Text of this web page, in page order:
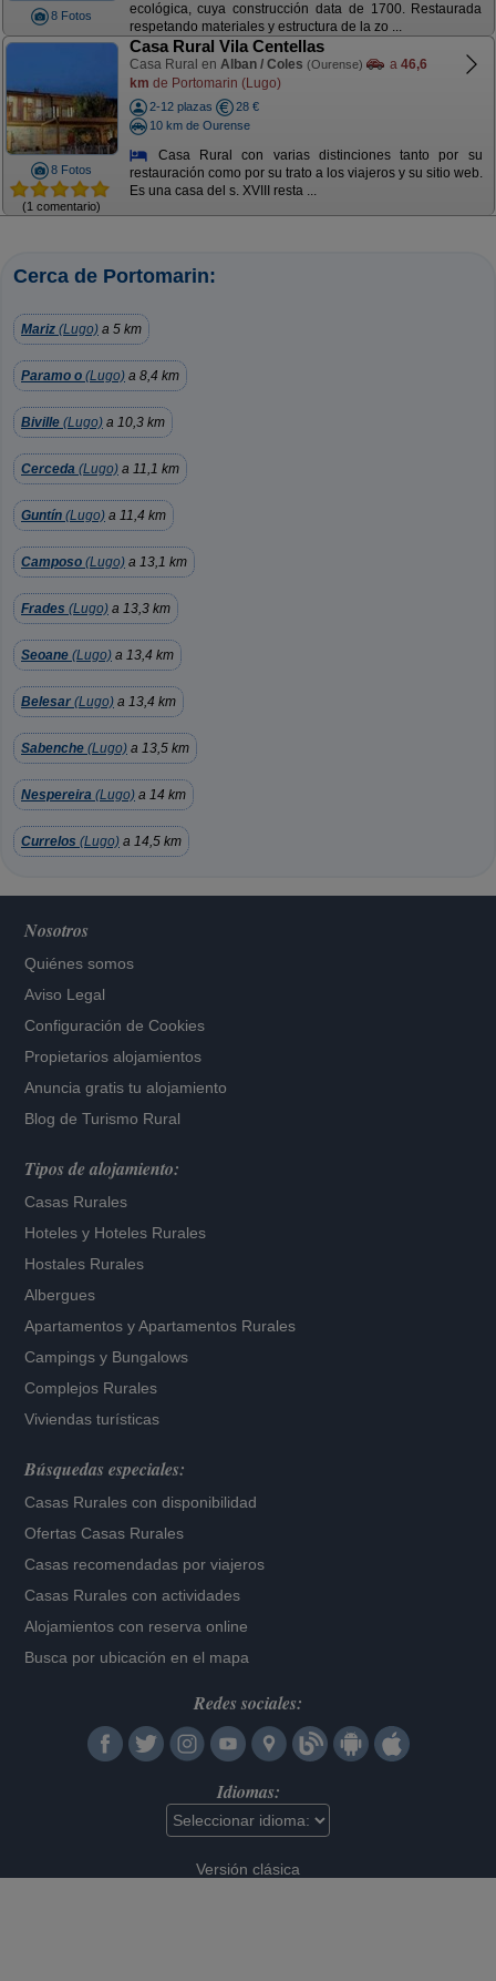
8 Fotos
ecológica, cuya construcción data de 1700. Restaurada
respetando materiales y estructura de la zo ...
8 Fotos
(1 comentario)
Casa Rural Vila Centellas
Casa Rural en Alban / Coles (Ourense) a 46,6
km de Portomarin (Lugo)
2-12 plazas
28 €
10 km de Ourense
Casa Rural con varias distinciones tanto por su
restauración como por su trato a los viajeros y su sitio web.
Es una casa del s. XVIII resta ...
Cerca de Portomarin:
Mariz (Lugo) a 5 km
Paramo o (Lugo) a 8,4 km
Biville (Lugo) a 10,3 km
Cerceda (Lugo) a 11,1 km
Guntín (Lugo) a 11,4 km
Camposo (Lugo) a 13,1 km
Frades (Lugo) a 13,3 km
Seoane (Lugo) a 13,4 km
Belesar (Lugo) a 13,4 km
Sabenche (Lugo) a 13,5 km
Nespereira (Lugo) a 14 km
Currelos (Lugo) a 14,5 km
Nosotros
Quiénes somos
Aviso Legal
Configuración de Cookies
Propietarios alojamientos
Anuncia gratis tu alojamiento
Blog de Turismo Rural
Tipos de alojamiento:
Casas Rurales
Hoteles y Hoteles Rurales
Hostales Rurales
Albergues
Apartamentos yApartamentos Rurales
Campings y Bungalows
Complejos Rurales
Viviendas turísticas
Búsquedas especiales:
Casas Rurales con disponibilidad
Ofertas Casas Rurales
Casas recomendadas por viajeros
Casas Rurales con actividades
Alojamientos con reserva online
Busca por ubicación en el mapa
Redes sociales:
Idiomas:
Versión clásica